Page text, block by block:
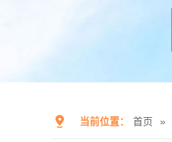
当前位置： 首页 »